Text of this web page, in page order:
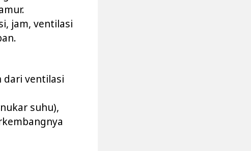
jam, ventilasi
dari ventilasi
suhu),